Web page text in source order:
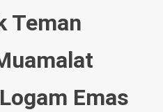
Teman
Emas